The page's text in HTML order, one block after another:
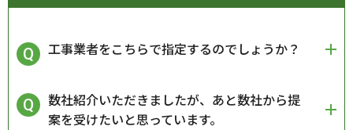
工事業者をこちらで指定するのでしょうか？
数社紹介いただきましたが、あと数社から提
案を受けたいと思っています。